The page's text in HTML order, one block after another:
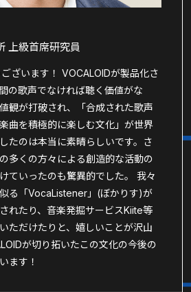
上級首席研究員
ざいます！ VOCALOIDが製品化さ
の歌声でなければ聴く価値がな
観が打破され、「合成された歌声
曲を積極的に楽しむ文化」が世界
たのは本当に素晴らしいです。さ
多くの方々による創造的な活動の
ていったのも驚異的でした。 我々
る「VocaListener」(ぼかりす)が
れたり、音楽発掘サービスKiite等
ただけたりと、嬉しいことが沢山
が切り拓いたこの文化の今後の
ます！